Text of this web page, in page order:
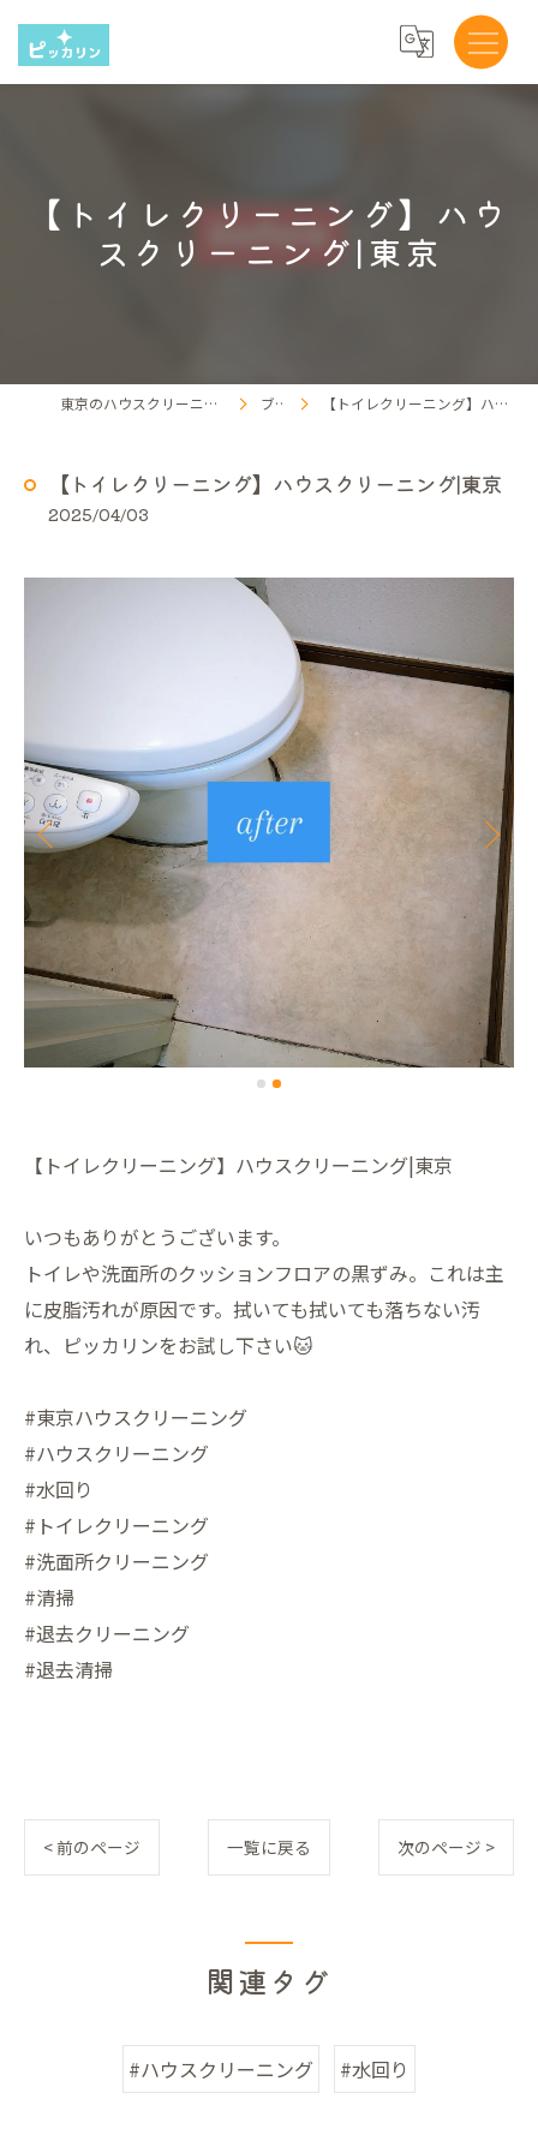
【トイレクリーニング】ハウ
スクリーニング|東京
東京のハウスクリーニングならピッカリン ブログ 【トイレクリーニング】ハウスクリーニング|東京
【トイレクリーニング】ハウスクリーニング|東京
2025/04/03
【トイレクリーニング】ハウスクリーニング|東京
いつもありがとうございます。
トイレや洗面所のクッションフロアの黒ずみ。これは主
に皮脂汚れが原因です。拭いても拭いても落ちない汚
れ、ピッカリンをお試し下さい🐱
#東京ハウスクリーニング
#ハウスクリーニング
#水回り
#トイレクリーニング
#洗面所クリーニング
#清掃
#退去クリーニング
#退去清掃
< 前のページ 一覧に戻る 次のページ >
関連タグ
#ハウスクリーニング #水回り